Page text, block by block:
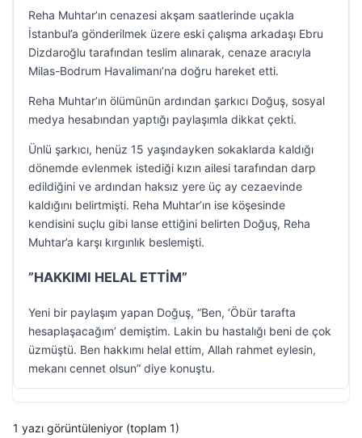
Reha Muhtar’ın cenazesi akşam saatlerinde uçakla
İstanbul’a gönderilmek üzere eski çalışma arkadaşı Ebru
Dizdaroğlu tarafından teslim alınarak, cenaze aracıyla
Milas-Bodrum Havalimanı’na doğru hareket etti.
Reha Muhtar’ın ölümünün ardından şarkıcı Doğuş, sosyal
medya hesabından yaptığı paylaşımla dikkat çekti.
Ünlü şarkıcı, henüz 15 yaşındayken sokaklarda kaldığı
dönemde evlenmek istediği kızın ailesi tarafından darp
edildiğini ve ardından haksız yere üç ay cezaevinde
kaldığını belirtmişti. Reha Muhtar’ın ise köşesinde
kendisini suçlu gibi lanse ettiğini belirten Doğuş, Reha
Muhtar’a karşı kırgınlık beslemişti.
”HAKKIMI HELAL ETTİM”
Yeni bir paylaşım yapan Doğuş, “Ben, ‘Öbür tarafta
hesaplaşacağım’ demiştim. Lakin bu hastalığı beni de çok
üzmüştü. Ben hakkımı helal ettim, Allah rahmet eylesin,
mekanı cennet olsun” diye konuştu.
1 yazı görüntüleniyor (toplam 1)